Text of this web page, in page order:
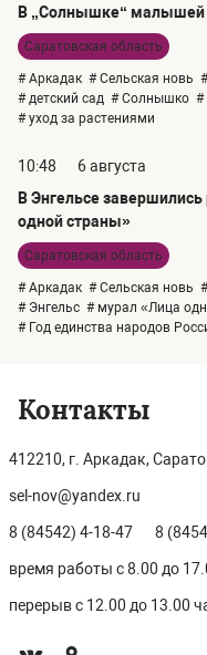
В „Солнышке“ малышей
Саратовская область
# Аркадак # Сельская новь
# детский сад # Солнышко #
# уход за растениями
10:48
6 августа
В Энгельсе
одной страны»
Саратовская область
# Аркадак # Сельская новь
# Энгельс # мурал «Лица
# Год единства народов
Контакты
412210, г. Аркадак,
sel-nov@yandex.ru
8 (84542) 4-18-47 8
время работы с 8.00 до
перерыв с 12.00 до 13.00